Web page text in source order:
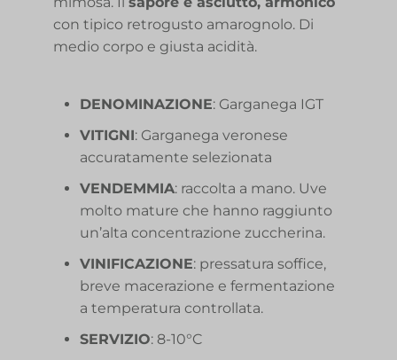
con tipico retrogusto amarognolo. Di
medio corpo e giusta acidità.
DENOMINAZIONE: Garganega IGT
VITIGNI: Garganega veronese
accuratamente selezionata
VENDEMMIA: raccolta a mano. Uve
molto mature che hanno raggiunto
un’alta concentrazione zuccherina.
VINIFICAZIONE: pressatura soffice,
breve macerazione e fermentazione
a temperatura controllata.
SERVIZIO: 8-10°C